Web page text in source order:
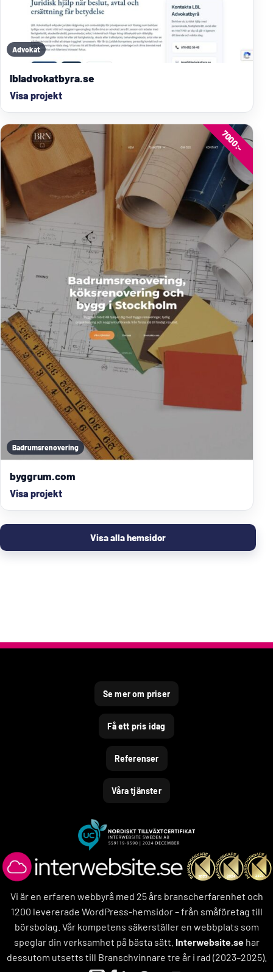
Advokat
lbladvokatbyra.se
Visa projekt
Badrumsrenovering
7000:-
byggrum.com
Visa projekt
Visa alla hemsidor
Se mer om priser
Få ett pris idag
Referenser
Våra tjänster
Vi är en erfaren webbyrå med 25 års branscherfarenhet och
1200 levererade WordPress-hemsidor – från småföretag till
börsbolag. Vår kompetens säkerställer en webbplats som
speglar din verksamhet på bästa sätt. Interwebsite.sehar
dessutom utsetts till Branschvinnare tre år i rad (2023–2025).